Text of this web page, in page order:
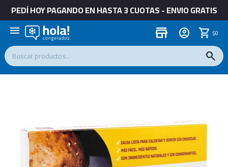
PEDÍ HOY PAGANDO EN HASTA 3 CUOTAS - ENVIO GRATIS
menu store $0